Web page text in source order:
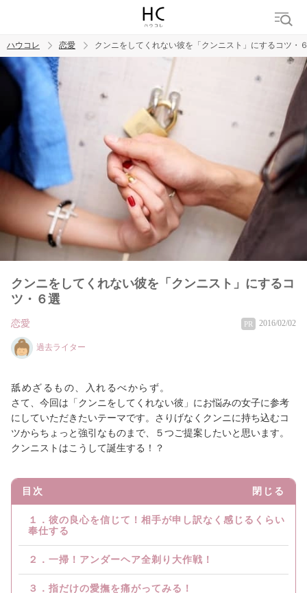
トレンド ワード
ハウコレ 恋愛 クンニをしてくれない彼を「クンニスト」にするコツ・
クンニをしてくれない彼を「クンニスト」にするコ
ツ・６選
恋愛 PR 2016/02/02
過去ライター
舐めざるもの、入れるべからず。
さて、今回は「クンニをしてくれない彼」にお悩みの女子に参考
にしていただきたいテーマです。さりげなくクンニに持ち込むコ
ツからちょっと強引なものまで、５つご提案したいと思います。
クンニストはこうして誕生する！？
目次 閉じる
１．彼の良心を信じて！相手が申し訳なく感じるくらい
奉仕する
２．一掃！アンダーヘア全剃り大作戦！
３．指だけの愛撫を痛がってみる！